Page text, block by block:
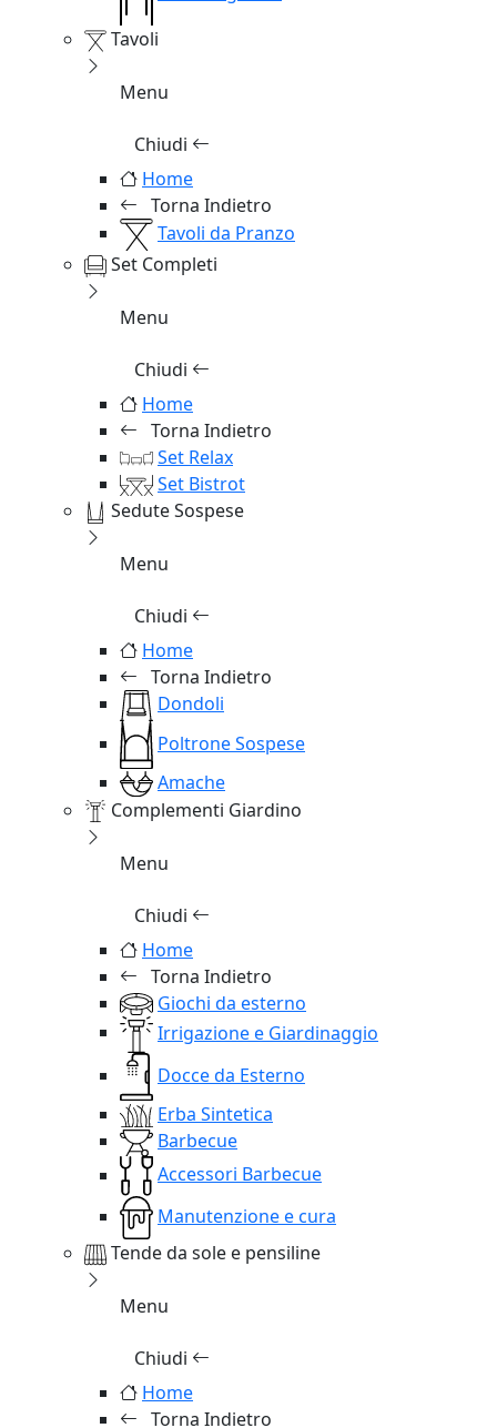
Tavoli
Menu
Chiudi
Home
Torna Indietro
Tavoli da Pranzo
Set Completi
Menu
Chiudi
Home
Torna Indietro
Set Relax
Set Bistrot
Sedute Sospese
Menu
Chiudi
Home
Torna Indietro
Dondoli
Poltrone Sospese
Amache
Complementi Giardino
Menu
Chiudi
Home
Torna Indietro
Giochi da esterno
Irrigazione e Giardinaggio
Docce da Esterno
Erba Sintetica
Barbecue
Accessori Barbecue
Manutenzione e cura
Tende da sole e pensiline
Menu
Chiudi
Home
Torna Indietro